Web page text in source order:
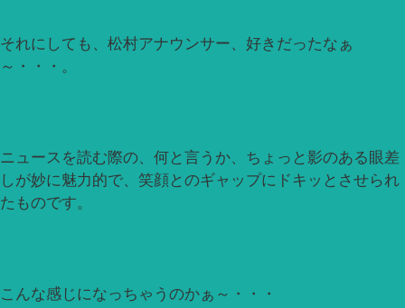
それにしても、松村アナウンサー、好きだったなぁ
～・・・。
ニュースを読む際の、何と言うか、ちょっと影のある眼差
しが妙に魅力的で、笑顔とのギャップにドキッとさせられ
たものです。
こんな感じになっちゃうのかぁ～・・・